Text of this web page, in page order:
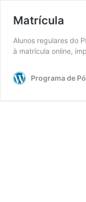
Matrícula
Alunos regulares do
à matrícula online,
Programa de